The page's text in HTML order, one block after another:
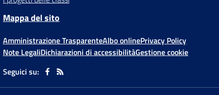
Mappa del sito
Amministrazione TrasparenteAlbo onlinePrivacy Policy
Note LegaliDichiarazioni di accessibilitàGestione cookie
Seguici su: